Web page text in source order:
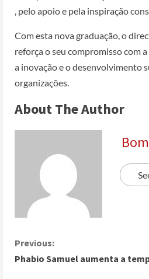
, pelo apoio e pela inspiração
Com esta nova graduação, o
reforça o seu compromisso com
a inovação e o desenvolvimento
organizações.
About The Author
Previous:
Phabio Samuel aumenta a